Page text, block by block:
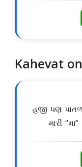
Kahevat
હજી પણ
મારી